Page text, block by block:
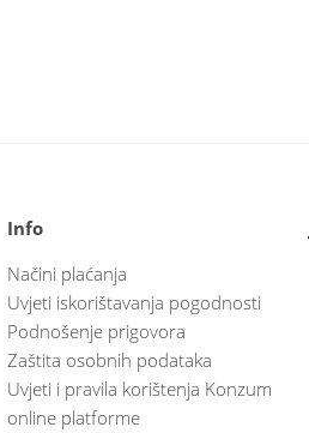
Info
Načini plaćanja
Uvjeti iskorištavanja pogodnosti
Podnošenje prigovora
Zaštita osobnih podataka
Uvjeti i pravila korištenja Konzum
online platforme